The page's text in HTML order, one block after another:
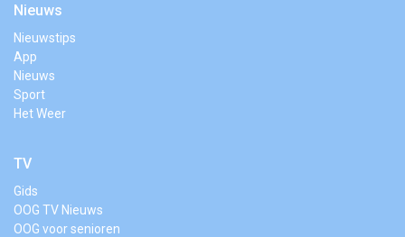
Nieuws
Nieuwstips
App
Nieuws
Sport
Het Weer
TV
Gids
OOG TV Nieuws
OOG voor senioren